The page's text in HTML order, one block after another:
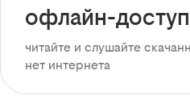
офлайн-доступ
читайте и слушайте
нет интернета